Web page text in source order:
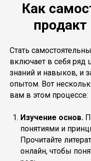
Как
Стать
включает в себя ряд
знаний и навыков, и
опытом. Вот
вам в этом процессе:
Изучение основ.
понятиями и
Прочитайте
онлайн, чтобы